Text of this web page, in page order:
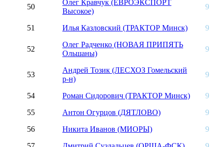
50
Олег Кравчук (ЕВРОЭКСПОРТ
Высокое)
9
51 Илья Казловский (ТРАКТОР Минск) 9
52
Олег Радченко (НОВАЯ ПРИПЯТЬ
Ольшаны)
9
53
Андрей Тозик (ЛЕСХОЗ Гомельский
р-н)
9
54 Роман Сидорович (ТРАКТОР Минск)
9
55
Антон Огурцов (ДЯТЛОВО)
9
56
Никита Иванов (МИОРЫ)
9